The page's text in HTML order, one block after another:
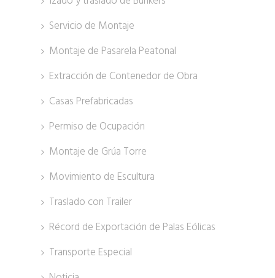
Servicio de Montaje
Montaje de Pasarela Peatonal
Extracción de Contenedor de Obra
Casas Prefabricadas
Permiso de Ocupación
Montaje de Grúa Torre
Movimiento de Escultura
Traslado con Trailer
Récord de Exportación de Palas Eólicas
Transporte Especial